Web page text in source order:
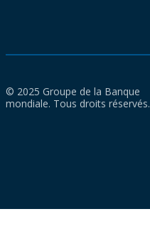
© 2025 Groupe de la Banque
mondiale. Tous droits réservés.